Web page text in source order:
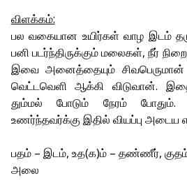
விளக்கம்:
பல வகையான உயிர்கள் வாழ இடம்
பனி படர்ந்திருக்கும் மலைகள், நீர்
இவை அனைத்தையும்
வெட்டவெளி ஆக்கி விடுவான்.
தும்மல் போடும் நேரம்
உணர்ந்தவர்க்கு இதில் வியப்பு அடைய
பதம் – இடம், உத(க)ம் – தண்ணீர்,
அலை